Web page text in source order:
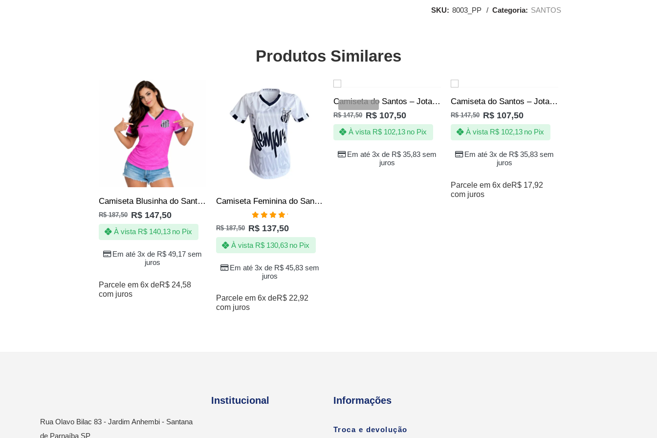
SKU: 8003_PP Categoria: SANTOS
Produtos Similares
Camiseta Blusinha do Santos Feminina Rosa Mulher Baby look
R$187,50 R$ 147,50
Em até 3x de R$ 49,17 sem
juros
À vista R$140,13 no Pix
Parcele em 6x deR$ 24,58
com juros
Camiseta Feminina do Santos FC Torcedora Peixe Oficial
Avaliação
5.00de 5
R$187,50 R$ 137,50
Em até 3x de R$ 45,83 sem
juros
À vista R$130,63 no Pix
Parcele em 6x deR$ 22,92
com juros
VENDIDOS Camiseta do Santos – Jotaz – Sereias da vila Rainhas do mar – Feminina
R$147,50 R$ 107,50
Em até 3x de R$ 35,83 sem
juros
À vista R$102,13 no Pix
Camiseta do Santos – Jotaz – Sereias da vila – Feminina Rosa
R$147,50 R$ 107,50
Em até 3x de R$ 35,83 sem
juros
À vista R$102,13 no Pix
Parcele em 6x deR$ 17,92
com juros
Rua Olavo Bilac 83 - Jardim Anhembi - Santana
de Parnaíba SP
Institucional Informações
Troca e devolução